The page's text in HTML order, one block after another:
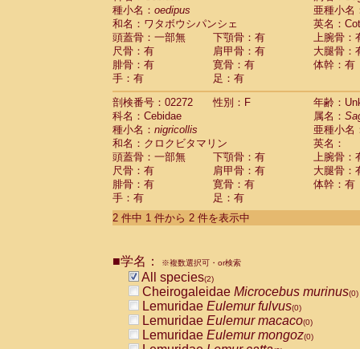
Cebidae
CebidaeSaguinus nigricollis (1)
Cebidae Saguinus oedipus
Cebidae Saguinus weddelli
Cebidae Saguinusspp.
Cebidae Aotus trivirgatus
Cebidae Cebus albifrons
Cebidae
CebidaeCebus capucinus
CebidaeCebus nigrivittatus
Cebidae Cebusspp.(0)
Cebidae Saimiri boliviensis
Cebidae Saimiri sciureus
Atelidae Alouatta caraya
AtelidaeAlouatta fusca
AtelidaeAlouatta seniculus
AtelidaeAteles belzebuth
AtelidaeAteles geoffroyi
AtelidaeAteles paniscus(0)
AtelidaeAtelesspp. (0)
AtelidaeLagothrix lagothricha
AtelidaeLagothrix lagothricha cana
PitheciidaeCacajao calvus
種小名： oedipus
亜種小名
和名：ワタボウシパンシェ
英名：
頭蓋骨：一部無
下顎骨：有
上腕骨：
尺骨：有
肩甲骨：有
大腿骨：
腓骨：有
寛骨：有
体幹：有
手：有
足：有
剖検番号：02272
性別：F
年齢：
科名：Cebidae
属名：
種小名： nigricollis
亜種小名
和名：クロクビタマリン
英名：
頭蓋骨：一部無
下顎骨：有
上腕骨：
尺骨：有
肩甲骨：有
大腿骨：
腓骨：有
寛骨：有
体幹：有
手：有
足：有
2 件中 1 件から 2 件を表示中
■学名： ※複数選択可・or検索
All species(2)
Cheirogaleidae Microcebus murinus(0)
Lemuridae Eulemur fulvus(0)
Lemuridae Eulemur macaco(0)
Lemuridae Eulemur mongoz(0)